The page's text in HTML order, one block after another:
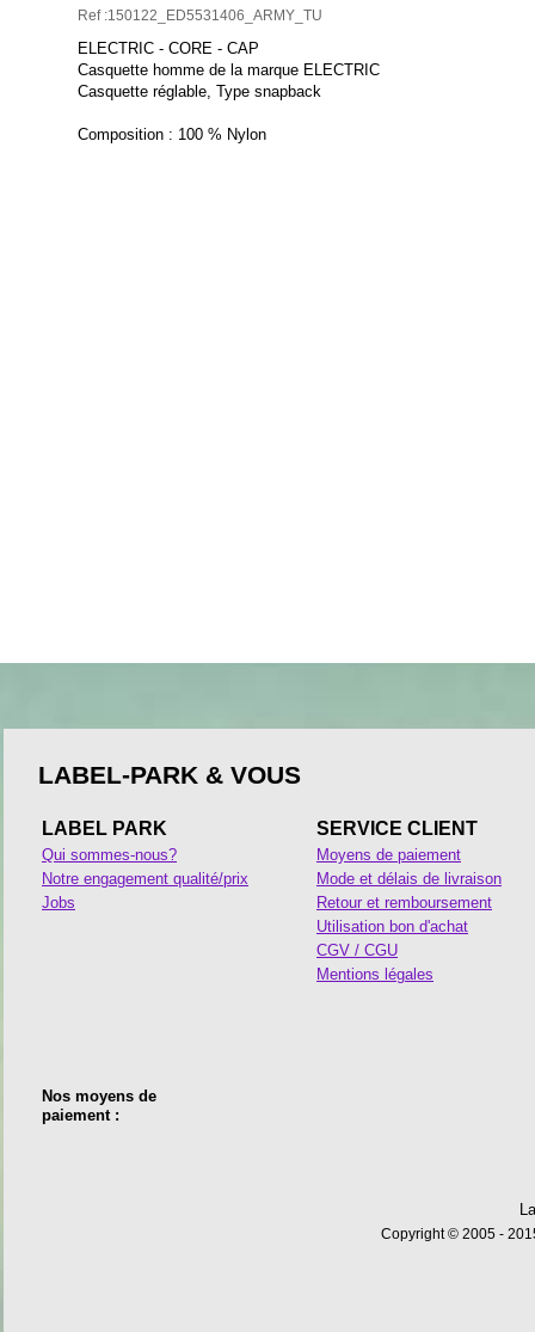
Ref :150122_ED5531406_ARMY_TU
ELECTRIC - CORE - CAP
Casquette homme de la marque ELECTRIC
Casquette réglable, Type snapback
Composition : 100 % Nylon
LABEL-PARK & VOUS
LABEL PARK
Qui sommes-nous?
Notre engagement qualité/prix
Jobs
SERVICE CLIENT
Moyens de paiement
Mode et délais de livraison
Retour et remboursement
Utilisation bon d'achat
CGV / CGU
Mentions légales
Nos moyens de
paiement :
Copyright © 2005 -